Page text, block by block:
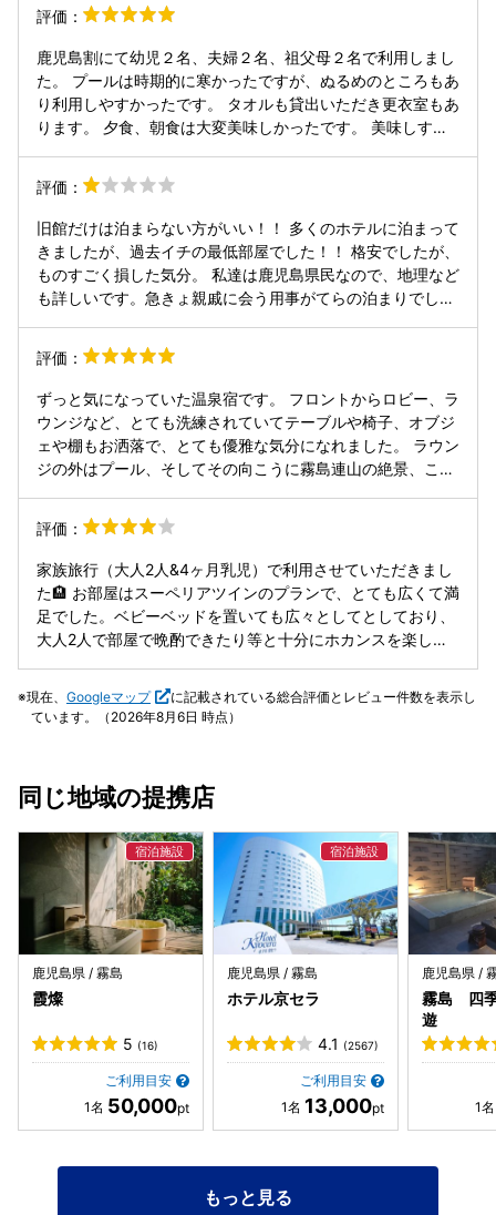
評価：
鹿児島割にて幼児２名、夫婦２名、祖父母２名で利用しまし
た。 プールは時期的に寒かったですが、ぬるめのところもあ
り利用しやすかったです。 タオルも貸出いただき更衣室もあ
ります。 夕食、朝食は大変美味しかったです。 美味しすぎ
ぶ、さつま揚げは美味でした。 ビリヤード、卓球、オセロも
フロントに行かず、無料で自由に利用でき良かったです。遊
び場所が夜はやや暑かったです。 温泉はサウナと露天風呂も
ありフリードリンクも美味しかったです。 総じて食べ物、飲
み物全て良かったです。 部屋は事前にお願いしてベッドガー
ドもつけていただきました。 屋上は朝が景色がよく、望遠鏡
も無料でした。
評価：
旧館だけは泊まらない方がいい！！ 多くのホテルに泊まって
きましたが、過去イチの最低部屋でした！！ 格安でしたが、
ものすごく損した気分。 私達は鹿児島県民なので、地理など
も詳しいです。急きょ親戚に会う用事がてらの泊まりでし
市内の方に用事でしたので、ビジネスホテルや民宿などにし
た方がよかったかもと後悔しました。決めた私は家族に申し
訳なかったです。 まず、部屋は目にみえるほどのホコリが壁
と床の間に積もってて。古臭い臭いも… アレルギー持ちの私
は息苦しく薬飲みました。フロントにお伝えして空気清浄機
１つ増やしてもらいました。 それに加えて食堂から旧館につ
ながる廊下あたりから、カビとホコリと動物のような臭さ
テンションさがり… 部屋に戻ってもテンションさがり… 気分
は良い点でした。 が、肝心なのはお部屋と思います！ サー
ビスが良くても食事がよくても、お部屋がくつろげないのは
泊まる意味なし！ 旧館は誰にも勧められない。 今後のご旅
行などの方達の為にも、 すみませんが厳しい口コミです。
評価：
ずっと気になっていた温泉宿です。 フロントからロビー、ラ
ウンジなど、とても洗練されていてテーブルや椅子、オブジ
ェや棚もお洒落で、とても優雅な気分になれました。 ラウン
ジの外はプール、そしてその向こうに霧島連山の絶景、この
ルームウエアで過ごすことができるので、とてもリラックス
できます。 アメニティはロビーで必要なものを持っていくシ
ステムです。 温泉にはシャンプー、コンディショナー、ボデ
イソープにフェイスソープもありました。 洗面台には、クレ
ンジングオイル、化粧水、乳液が設置されていました。 ほぼ
手ぶらでも大丈夫そうです。 温泉は広々空間で、洗い場もた
で焼いてくれるステーキが美味しかったです。 筍ご飯とさつ
ま汁、あれもこれも本当に美味しかったです。 朝食ビュッフ
朝からお腹いっぱいでした。 黒豚しゃぶしゃぶとクロワッサ
までだったので、ご飯の後にもう一回温泉を楽しむことがで
きました。 部屋から見る霧島連山は大迫力でパワフルで、こ
んなに近くで見れて感動でした。 山のパワーをいっぱいいた
だいて元気になりました。
評価：
家族旅行（大人2人&4ヶ月乳児）で利用させていただきまし
た🏨 お部屋はスーペリアツインのプランで、とても広くて満
足でした。ベビーベッドを置いても広々としてとしており、
大人2人で部屋で晩酌できたり等と十分にホカンスを楽しめ
富で朝から食事を楽しめました！ 温泉も、室内風呂や露天風
呂など久しぶりにゆったりとできて気持ちよかったです✨ そ
現在、 Googleマップ
に記載されている総合評価とレビュー件数を表示し
ています。（2026年8月6日 時点）
同じ地域の提携店
鹿児島県 / 霧島
霞燦
5 (16)
ご利用目安
50,000
鹿児島県 / 霧島
ホテル京セラ
4.1 (2567)
ご利用目安
13,000
鹿児島県 /
霧島 四
遊
もっと見る